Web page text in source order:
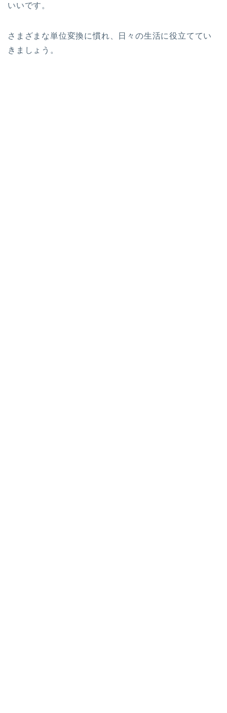
いいです。
さまざまな単位変換に慣れ、日々の生活に役立ててい
きましょう。